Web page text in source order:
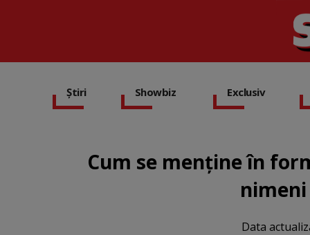
Știri Showbiz Exclusiv
Cum se menține în
Data